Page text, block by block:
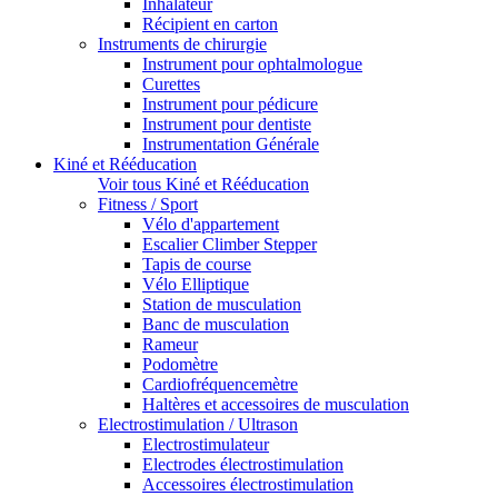
Inhalateur
Récipient en carton
Instruments de chirurgie
Instrument pour ophtalmologue
Curettes
Instrument pour pédicure
Instrument pour dentiste
Instrumentation Générale
Kiné et Rééducation
Voir tous Kiné et Rééducation
Fitness / Sport
Vélo d'appartement
Escalier Climber Stepper
Tapis de course
Vélo Elliptique
Station de musculation
Banc de musculation
Rameur
Podomètre
Cardiofréquencemètre
Haltères et accessoires de musculation
Electrostimulation / Ultrason
Electrostimulateur
Electrodes électrostimulation
Accessoires électrostimulation